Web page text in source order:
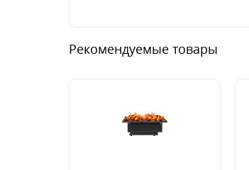
Рекомендуемые товары